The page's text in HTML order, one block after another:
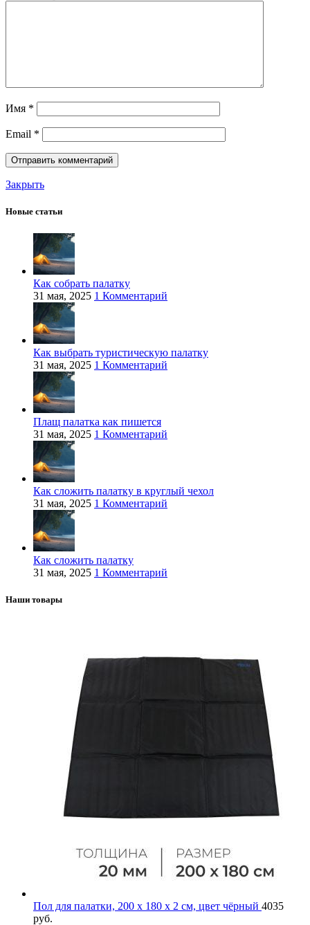
Имя *
Email *
Закрыть
Новые статьи
Как собрать палатку
31 мая, 2025 1 Комментарий
Как выбрать туристическую палатку
31 мая, 2025 1 Комментарий
Плащ палатка как пишется
31 мая, 2025 1 Комментарий
Как сложить палатку в круглый чехол
31 мая, 2025 1 Комментарий
Как сложить палатку
31 мая, 2025 1 Комментарий
Наши товары
Пол для палатки, 200 х 180 х 2 см, цвет чёрный 4035
руб.